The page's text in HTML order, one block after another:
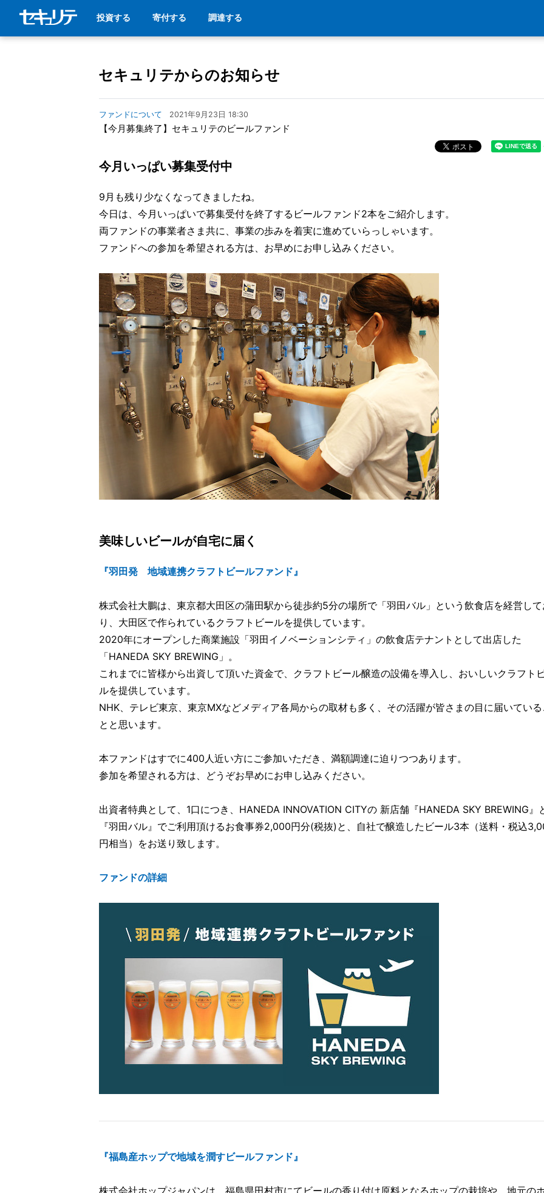
投資する 寄付する 調達する
セキュリテからのお知らせ
ファンドについて 2021年9月23日 18:30
【今月募集終了】セキュリテのビールファンド
今月いっぱい募集受付中
9月も残り少なくなってきましたね。
今日は、今月いっぱいで募集受付を終了するビールファンド2本をご紹介します。
両ファンドの事業者さま共に、事業の歩みを着実に進めていらっしゃいます。
ファンドへの参加を希望される方は、お早めにお申し込みください。
美味しいビールが自宅に届く
『羽田発 地域連携クラフトビールファンド』
株式会社大鵬は、東京都大田区の蒲田駅から徒歩約5分の場所で「羽田バル」という飲食店を経営し
り、大田区で作られているクラフトビールを提供しています。
2020年にオープンした商業施設「羽田イノベーションシティ」の飲食店テナントとして出店した
「HANEDA SKY BREWING」。
これまでに皆様から出資して頂いた資金で、クラフトビール醸造の設備を導入し、おいしいクラフト
ルを提供しています。
NHK、テレビ東京、東京MXなどメディア各局からの取材も多く、その活躍が皆さまの目に届いてい
とと思います。
本ファンドはすでに400人近い方にご参加いただき、満額調達に迫りつつあります。
参加を希望される方は、どうぞお早めにお申し込みください。
出資者特典として、1口につき、HANEDA INNOVATION CITYの 新店舗『HANEDA SKY BREWING』
『羽田バル』でご利用頂けるお食事券2,000円分(税抜)と、自社で醸造したビール3本（送料・税込
円相当）をお送り致します。
ファンドの詳細
『福島産ホップで地域を潤すビールファンド』
株式会社ホップジャパンは、福島県田村市にてビールの香り付け原料となるホップの栽培や、地元の